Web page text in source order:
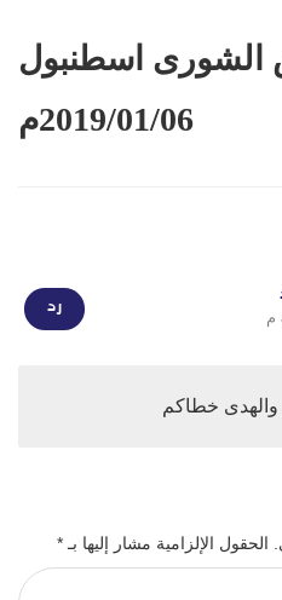
اسطنبول
2019/01/06م
رد
خطاكم
الحقول الإلزامية مشار إليها بـ *